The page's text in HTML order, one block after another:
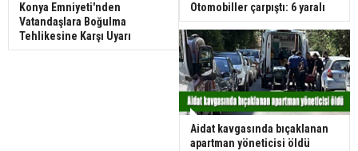
Konya Emniyeti'nden
Vatandaşlara Boğulma
Tehlikesine Karşı Uyarı
Otomobiller çarpıştı: 6 yaralı
Aidat kavgasında bıçaklanan
apartman yöneticisi öldü